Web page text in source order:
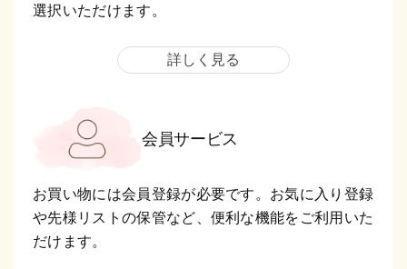
選択いただけます。
詳しく見る
会員サービス
お買い物には会員登録が必要です。お気に入り登録
や先様リストの保管など、便利な機能をご利用いた
だけます。